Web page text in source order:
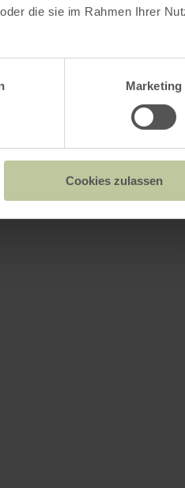
die sie im Rahmen Ihrer
Marketing
Cookies zulassen